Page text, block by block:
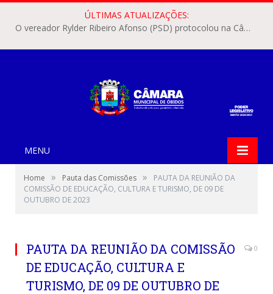
ÚLTIMAS ATUALIZAÇÕES:
O vereador Rylder Ribeiro Afonso (PSD) protocolou na Câmara Municipal de Óbidos o Requerimento nº 346/2026.
MENU
Home » Pauta das Comissões »
PAUTA DA REUNIÃO DA
COMISSÃO DE EDUCAÇÃO, CULTURA E TURISMO, DE 09 DE
OUTUBRO DE 2023
PAUTA DA REUNIÃO DA COMISSÃO
DE EDUCAÇÃO, CULTURA E
TURISMO, DE 09 DE OUTUBRO DE
0